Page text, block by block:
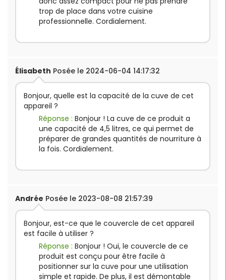
compatibles sont disponibles ici :accessoires pour
R402 / R402VV.
Plus d'informations :
Volume de chargement: 1,56 litres
Dimensions :L 320 x P 304 x H 590 mm
Puissance
: 750 W
Alimentation: 230 V
Poids: 20,5 kg
Produit fabriqué en France.
trop de place dans votre cuisine
professionnelle. Cordialement.
Élisabeth Posée le 2024-06-04 14:17:32
Bonjour, quelle est la capacité de la cuve de cet
appareil ?
Réponse : Bonjour ! La cuve de ce produit a
une capacité de 4,5 litres, ce qui permet de
préparer de grandes quantités de nourriture à
la fois. Cordialement.
Andrée Posée le 2023-08-08 21:57:39
Bonjour, est-ce que le couvercle de cet appareil
est facile à utiliser ?
Réponse : Bonjour ! Oui, le couvercle de ce
produit est conçu pour être facile à
positionner sur la cuve pour une utilisation
simple et rapide. De plus, il est démontable